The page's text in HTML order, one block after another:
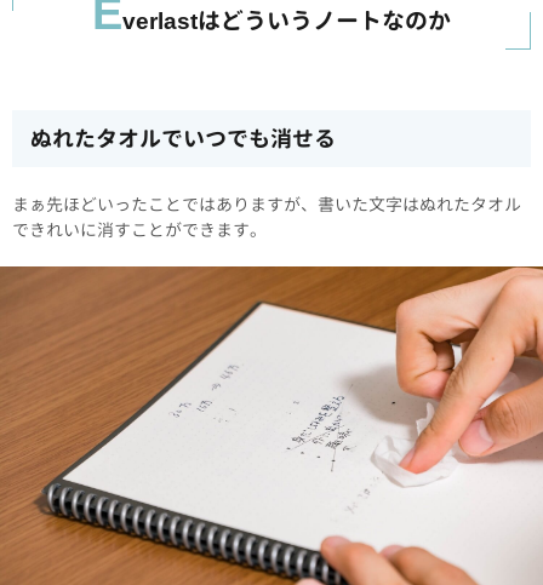
verlastはどういうノートなのか
ぬれたタオルでいつでも消せる
まぁ先ほどいったことではありますが、書いた文字はぬれたタオル
できれいに消すことができます。